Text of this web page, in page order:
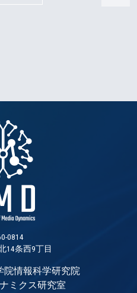
0814
14条西9丁目
情報科学研究院
ミクス研究室